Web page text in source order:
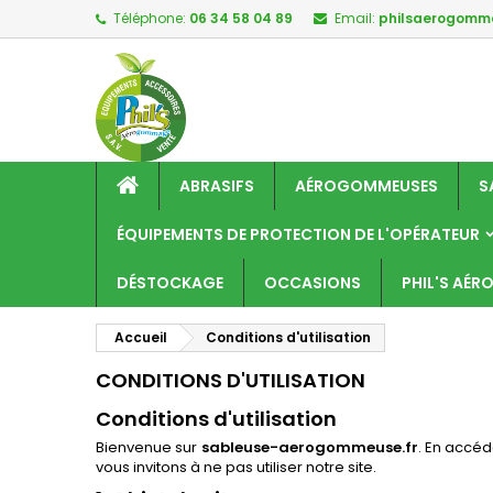
Téléphone: 06 34 58 04 89 Email:
ABRASIFS AÉROGOMMEUSES
ÉQUIPEMENTS DE PROTECTION DE L'OPÉRATEUR
DÉSTOCKAGE OCCASIONS PHIL'S
Accueil Conditions d'utilisation
CONDITIONS D'UTILISATION
Conditions d'utilisation
Bienvenue sur sableuse-aerogommeuse.fr. En
vous invitons à ne pas utiliser notre site.